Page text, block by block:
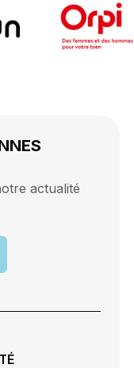
actualité